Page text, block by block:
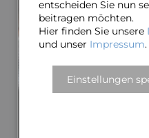
entscheiden Sie nun
beitragen möchten.
Hier finden Sie unsere
und unser Impressum.
Einstellungen